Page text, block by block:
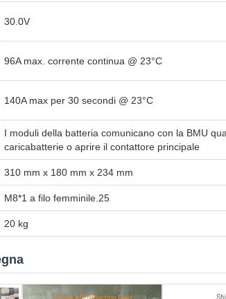
30.0V
96A max. corrente continua @ 23°C
140A max per 30 secondi @ 23°C
I moduli della batteria comunicano con la BMU
caricabatterie o aprire il contattore principale
310 mm x 180 mm x 234 mm
M8*1 a filo femminile.25
20 kg